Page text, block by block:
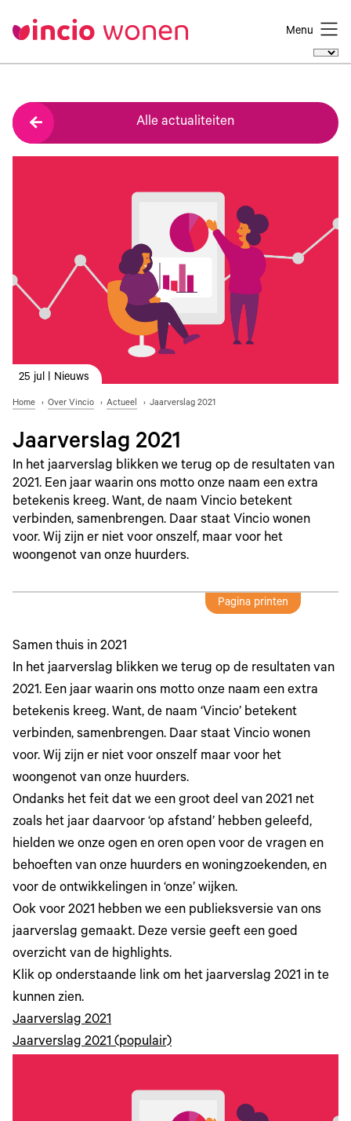
Menu
Alle actualiteiten
25 jul | Nieuws
Home Over Vincio Actueel Jaarverslag 2021
Jaarverslag 2021
In het jaarverslag blikken we terug op de resultaten van
2021. Een jaar waarin ons motto onze naam een extra
betekenis kreeg. Want, de naam Vincio betekent
verbinden, samenbrengen. Daar staat Vincio wonen
voor. Wij zijn er niet voor onszelf, maar voor het
woongenot van onze huurders.
Pagina printen
Samen thuis in 2021
In het jaarverslag blikken we terug op de resultaten van
2021. Een jaar waarin ons motto onze naam een extra
betekenis kreeg. Want, de naam ‘Vincio’ betekent
verbinden, samenbrengen. Daar staat Vincio wonen
voor. Wij zijn er niet voor onszelf maar voor het
woongenot van onze huurders.
Ondanks het feit dat we een groot deel van 2021 net
zoals het jaar daarvoor ‘op afstand’ hebben geleefd,
hielden we onze ogen en oren open voor de vragen en
behoeften van onze huurders en woningzoekenden, en
voor de ontwikkelingen in ‘onze’ wijken.
Ook voor 2021 hebben we een publieksversie van ons
jaarverslag gemaakt. Deze versie geeft een goed
overzicht van de highlights.
Klik op onderstaande link om het jaarverslag 2021 in te
kunnen zien.
Jaarverslag 2021
Jaarverslag 2021 (populair)